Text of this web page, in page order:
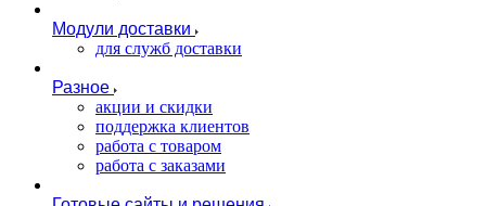
Модули доставки
для служб доставки
Разное
акции и скидки
поддержка клиентов
работа с товаром
работа с заказами